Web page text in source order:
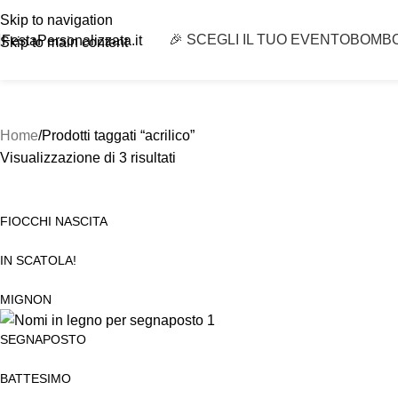
Skip to navigation
Skip to main content
FestaPersonalizzata.it 🎉 SCEGLI IL TUO EVENTO
Home Prodotti taggati “acrilico”
Visualizzazione di 3 risultati
FIOCCHI NASCITA
IN SCATOLA!
MIGNON
SEGNAPOSTO
BATTESIMO